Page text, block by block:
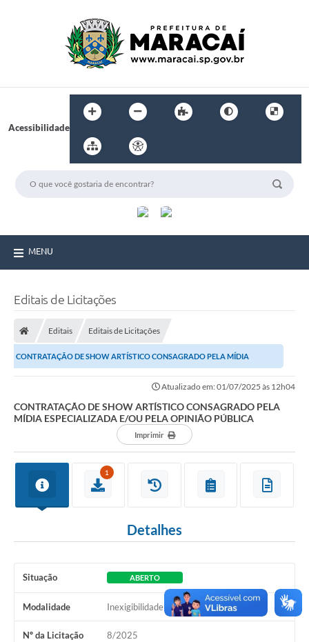
Acessibilidade
MENU
Editais de Licitações
Editais Editais de Licitações
CONTRATAÇÃO DE SHOW ARTÍSTICO CONSAGRADO PELA MÍDIA
Atualizado em: 01/07/2025 às 12h04
CONTRATAÇÃO DE SHOW ARTÍSTICO CONSAGRADO PELA
MÍDIA ESPECIALIZADA E/OU PELA OPINIÃO PÚBLICA
Imprimir
1
Detalhes
Situação ABERTO
Modalidade Inexigibilidade
Nº da Licitação 8/2025